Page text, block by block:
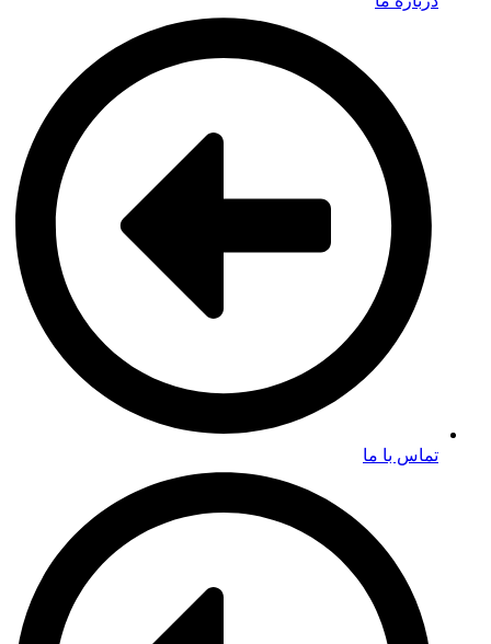
تماس با ما